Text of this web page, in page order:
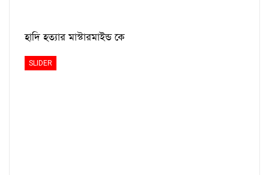
হাদি হত্যার মাস্টারমাইন্ড কে
SLIDER